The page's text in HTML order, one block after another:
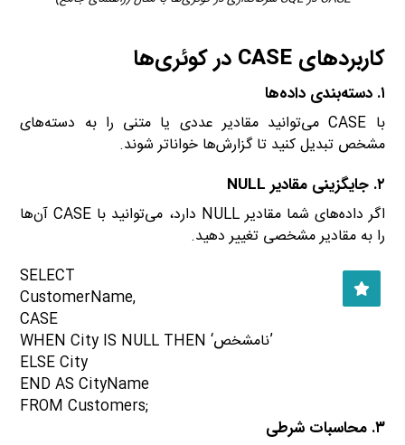
کاربردهای CASE در کوئری‌ها
۱. دسته‌بندی داده‌ها
با CASE می‌توانید مقادیر عددی یا متنی را به دسته‌های
مشخص تبدیل کنید تا گزارش‌ها خواناتر شوند.
۲. جایگزینی مقادیر NULL
اگر داده‌های شما مقادیر NULL دارد، می‌توانید با CASE آن‌ها
را به مقادیر مشخصی تغییر دهید.
SELECT
CustomerName,
CASE
WHEN City IS NULL THEN ‘نامشخص’
ELSE City
END AS CityName
FROM Customers;
۳. محاسبات شرطی